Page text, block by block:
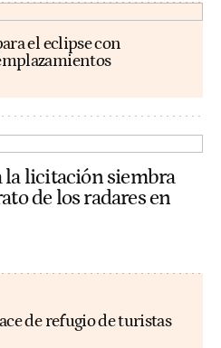
el eclipse con
licitación siembra
de los radares en
de refugio de turistas